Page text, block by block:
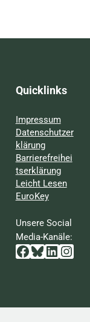
Quicklinks
Impressum
Datenschutzer
klärung
Barrierefreihei
tserklärung
Leicht Lesen
EuroKey
Unsere Social
Media-Kanäle:
Facebook
Bluesky